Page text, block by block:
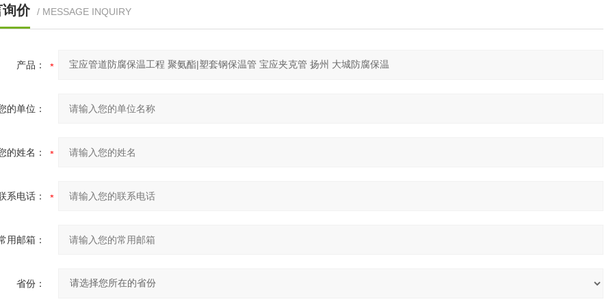
价 / MESSAGE INQUIRY
产品：
的单位：
的姓名：
系电话：
用邮箱：
省份：